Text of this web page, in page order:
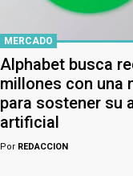
MERCADO
Alphabet busca
millones con una
para sostener su
artificial
Por REDACCION